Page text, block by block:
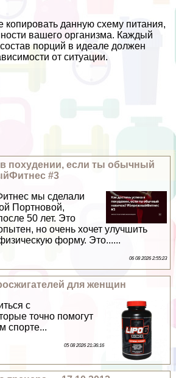
копировать данную схему питания,
вашего организма. Каждый
порций в идеале должен
от ситуации.
в похудении, если ты обычный
#3
мы сделали
Портновой,
50 лет. Это
но очень хочет улучшить
форму. Это......
06 08 2026 2:55:23
для женщин
с
точно помогут
спорте...
05 08 2026 21:36:16